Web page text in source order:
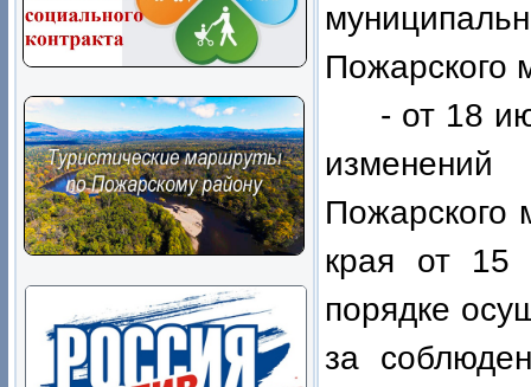
Пожарского
- от 18
изменений
Пожарского
края от
порядке
за